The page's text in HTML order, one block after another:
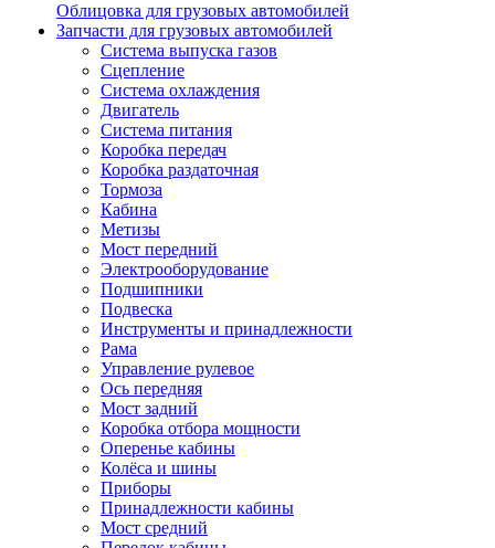
Облицовка для грузовых автомобилей
Запчасти для грузовых автомобилей
Система выпуска газов
Сцепление
Система охлаждения
Двигатель
Система питания
Коробка передач
Коробка раздаточная
Тормоза
Кабина
Метизы
Мост передний
Электрооборудование
Подшипники
Подвеска
Инструменты и принадлежности
Рама
Управление рулевое
Ось передняя
Мост задний
Коробка отбора мощности
Оперенье кабины
Колёса и шины
Приборы
Принадлежности кабины
Мост средний